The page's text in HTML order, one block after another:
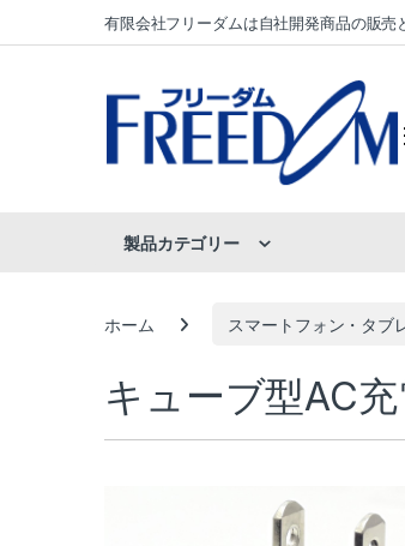
Skip to navigation
Skip to content有限会社フリーダムは自社開発商品の販売
製品カテゴリー
ホーム スマートフォン・タブ
キューブ型AC